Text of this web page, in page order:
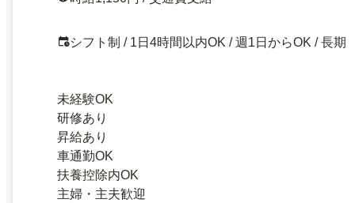
シフト制 / 1日4時間以内OK / 週1日からOK / 長期
未経験OK
研修あり
昇給あり
車通勤OK
扶養控除内OK
主婦・主夫歓迎